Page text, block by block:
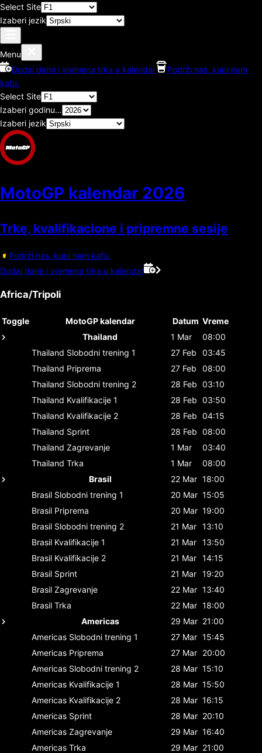
Select Site
Izaberi jezik
Menu
Dodaj dane i vremena trka u kalendar
Podrži nas, kupi nam
kafu.
Select Site
Izaberi godinu…
Izaberi jezik
MotoGP kalendar 2026
Trke, kvalifikacione i pripremne sesije
Podrži nas, kupi nam kafu.
Dodaj dane i vremena trka u kalendar
Africa/Tripoli
Toggle MotoGP kalendar Datum Vreme
Thailand
1 Mar
08:00
Thailand Slobodni trening 1 27 Feb
03:45
Thailand Priprema 27 Feb
08:00
Thailand Slobodni trening 2 28 Feb 03:10
Thailand Kvalifikacije 1 28 Feb 03:50
Thailand Kvalifikacije 2 28 Feb 04:15
Thailand Sprint 28 Feb 08:00
Thailand Zagrevanje 1 Mar
03:40
Thailand Trka 1 Mar
08:00
Brasil
22 Mar 18:00
Brasil Slobodni trening 1 20 Mar 15:05
Brasil Priprema 20 Mar 19:00
Brasil Slobodni trening 2 21 Mar 13:10
Brasil Kvalifikacije 1 21 Mar 13:50
Brasil Kvalifikacije 2 21 Mar 14:15
Brasil Sprint 21 Mar 19:20
Brasil Zagrevanje 22 Mar 13:40
Brasil Trka 22 Mar 18:00
Americas
29 Mar 21:00
Americas Slobodni trening 1 27 Mar 15:45
Americas Priprema 27 Mar 20:00
Americas Slobodni trening 2 28 Mar 15:10
Americas Kvalifikacije 1 28 Mar 15:50
Americas Kvalifikacije 2 28 Mar 16:15
Americas Sprint 28 Mar 20:10
Americas Zagrevanje 29 Mar 16:40
Americas Trka 29 Mar 21:00